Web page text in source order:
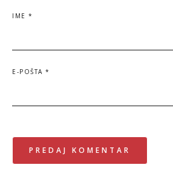
IME *
E-POŠTA *